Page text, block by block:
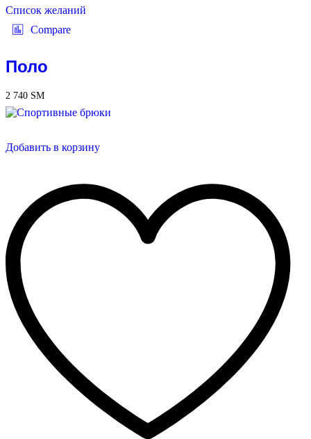
Список желаний
Compare
Поло
2 740 ЅМ
Добавить в корзину